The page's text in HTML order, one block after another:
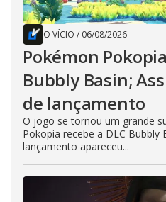
O VÍCIO / 06/08/2026
Pokémon
Bubbly Basin;
de lançamento
O jogo se tornou um grande
Pokopia recebe a DLC Bubbly
lançamento apareceu...